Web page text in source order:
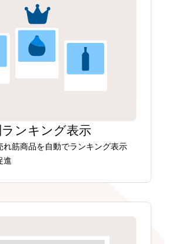
ンキング表示
れ筋商品を自動でランキング表示
進